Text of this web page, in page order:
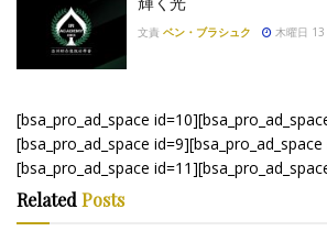
文責 ベン・ブラシュク 木曜日
[bsa_pro_ad_space
[bsa_pro_ad_space
[bsa_pro_ad_space
RelatedPosts